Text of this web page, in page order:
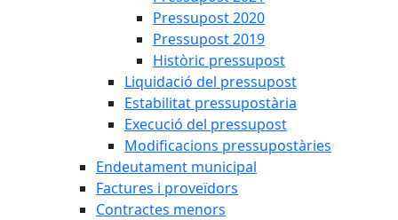
Pressupost 2020
Pressupost 2019
Històric pressupost
Liquidació del pressupost
Estabilitat pressupostària
Execució del pressupost
Modificacions pressupostàries
Endeutament municipal
Factures i proveïdors
Contractes menors